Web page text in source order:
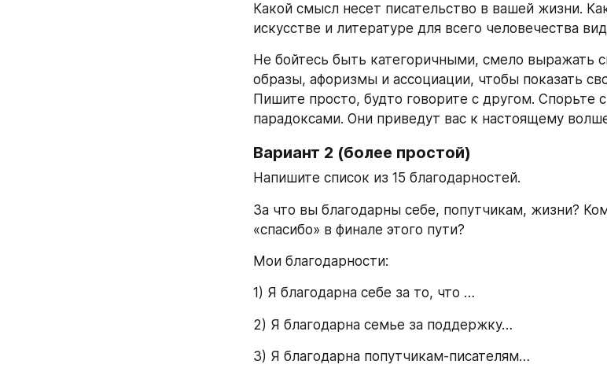
Какой смысл несет писательство в вашей жизни.
искусстве и литературе для всего человечества
Не бойтесь быть категоричными, смело выражать
образы, афоризмы и ассоциации, чтобы показать
Пишите просто, будто говорите с другом. Спорьте
парадоксами. Они приведут вас к настоящему
Вариант 2 (более простой)
Напишите список из 15 благодарностей.
За что вы благодарны себе, попутчикам, жизни?
«спасибо» в финале этого пути?
Мои благодарности:
1) Я благодарна себе за то, что …
2) Я благодарна семье за поддержку…
3) Я благодарна попутчикам-писателям…